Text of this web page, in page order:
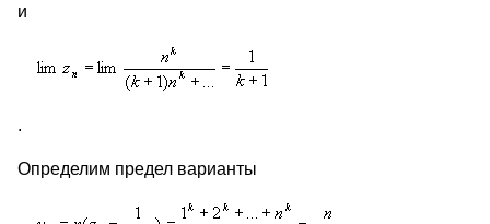
и
.
Определим предел варианты